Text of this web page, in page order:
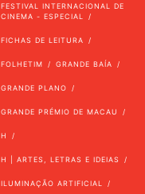
FESTIVAL INTERNACIONAL DE
CINEMA - ESPECIAL
FICHAS DE LEITURA
FOLHETIM GRANDE BAÍA
GRANDE PLANO
GRANDE PRÉMIO DE MACAU
H
H | ARTES, LETRAS E IDEIAS
ILUMINAÇÃO ARTIFICIAL